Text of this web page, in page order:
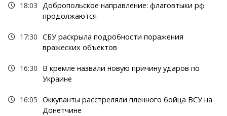
18:03 Добропольское направление: флаговтыки рф
продолжаются
17:30 СБУ раскрыла подробности поражения
вражеских объектов
16:30
В кремле назвали новую причину ударов по
Украине
16:05 Оккупанты расстреляли пленного бойца ВСУ на
Донетчине